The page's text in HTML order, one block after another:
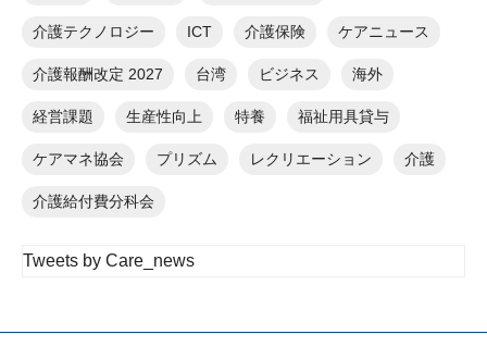
介護テクノロジー ICT 介護保険 ケアニュース
介護報酬改定 2027 台湾 ビジネス 海外
経営課題 生産性向上 特養 福祉用具貸与
ケアマネ協会 プリズム レクリエーション 介護
介護給付費分科会
Tweets by Care_news